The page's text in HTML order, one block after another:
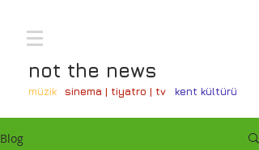
not the news
müzik sinema | tiyatro | tv kent kültürü
Blog